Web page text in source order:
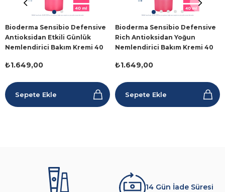
Bioderma Sensibio Defensive
Antioksidan Etkili Günlük
Nemlendirici Bakım Kremi 40
₺1.649,00
Sepete Ekle
Bioderma Sensibio Defensive
Rich Antioksidan Yoğun
Nemlendirici Bakım Kremi 40
₺1.649,00
Sepete Ekle
14 Gün İade Süresi